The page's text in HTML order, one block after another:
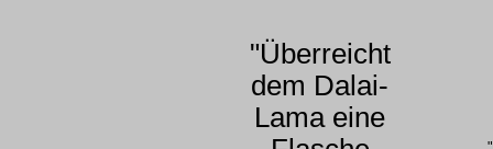
"Überreicht
dem Dalai-
Lama eine